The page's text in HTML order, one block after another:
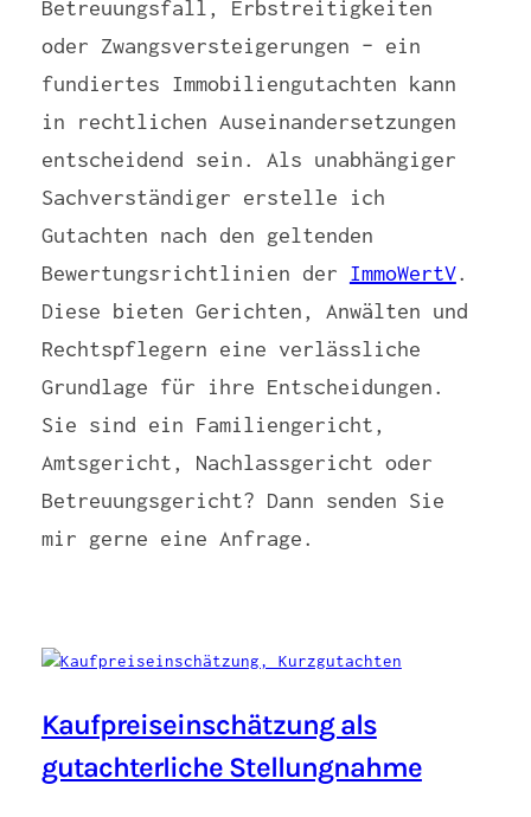
Betreuungsfall, Erbstreitigkeiten
oder Zwangsversteigerungen – ein
fundiertes Immobiliengutachten kann
in rechtlichen Auseinandersetzungen
entscheidend sein. Als unabhängiger
Sachverständiger erstelle ich
Gutachten nach den geltenden
Bewertungsrichtlinien der ImmoWertV.
Diese bieten Gerichten, Anwälten und
Rechtspflegern eine verlässliche
Grundlage für ihre Entscheidungen.
Sie sind ein Familiengericht,
Amtsgericht, Nachlassgericht oder
Betreuungsgericht? Dann senden Sie
mir gerne eine Anfrage.
Kaufpreiseinschätzung als
gutachterliche Stellungnahme